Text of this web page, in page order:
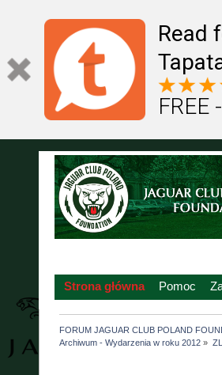
Read
FREE
Strona główna Pomoc
FORUM JAGUAR CLUB POLAND
Archiwum - Wydarzenia w roku 2012 »